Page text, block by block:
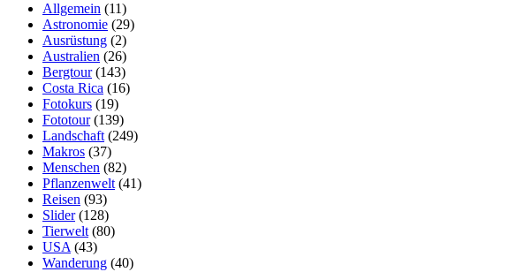
Allgemein (11)
Astronomie (29)
Ausrüstung (2)
Australien (26)
Bergtour(143)
Costa Rica (16)
Fotokurs (19)
Fototour(139)
Landschaft (249)
Makros (37)
Menschen (82)
Pflanzenwelt (41)
Reisen (93)
Slider(128)
Tierwelt (80)
USA (43)
Wanderung (40)